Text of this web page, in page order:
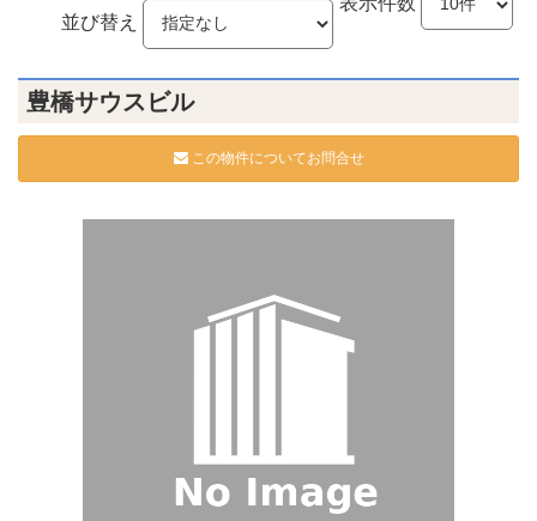
並び替え
豊橋サウスビル
この物件についてお問合せ